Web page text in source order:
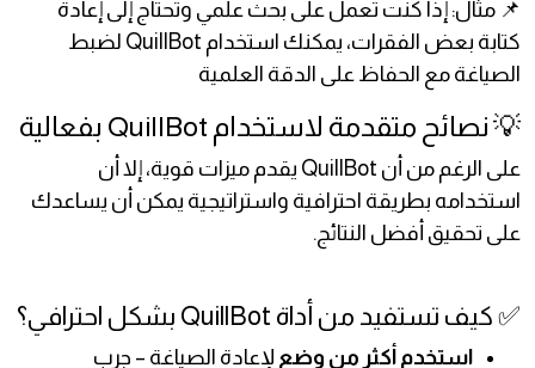
📌 مثال: إذا كنت تعمل على بحث علمي وتحتاج إلى إعادة
كتابة بعض الفقرات، يمكنك استخدام QuillBot لضبط
الصياغة مع الحفاظ على الدقة العلمية
💡 نصائح متقدمة لاستخدام QuillBot بفعالية
على الرغم من أن QuillBot يقدم ميزات قوية، إلا أن
استخدامه بطريقة احترافية واستراتيجية يمكن أن يساعدك
على تحقيق أفضل النتائج.
✅ كيف تستفيد من أداة QuillBot بشكل احترافي؟
استخدم أكثر من وضع لإعادة الصياغة – جرب